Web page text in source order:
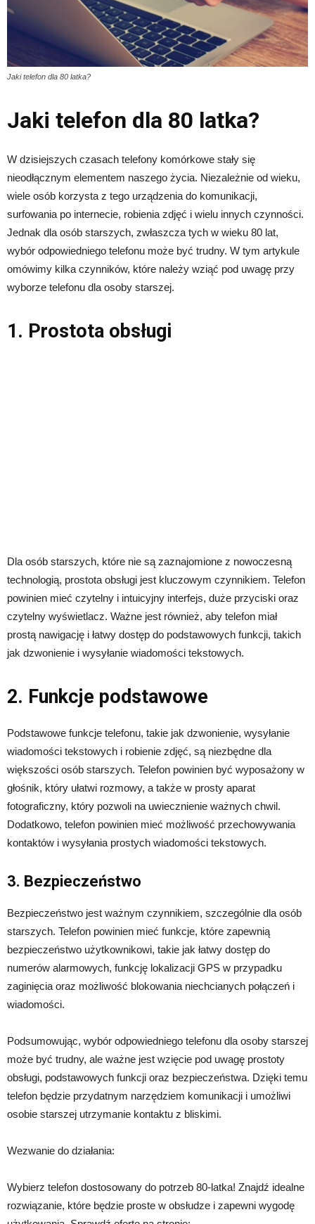
Jaki telefon dla 80 latka?
Jaki telefon dla 80 latka?
W dzisiejszych czasach telefony komórkowe stały się
nieodłącznym elementem naszego życia. Niezależnie od wieku,
wiele osób korzysta z tego urządzenia do komunikacji,
surfowania po internecie, robienia zdjęć i wielu innych czynności.
Jednak dla osób starszych, zwłaszcza tych w wieku 80 lat,
wybór odpowiedniego telefonu może być trudny. W tym artykule
omówimy kilka czynników, które należy wziąć pod uwagę przy
wyborze telefonu dla osoby starszej.
1. Prostota obsługi
Dla osób starszych, które nie są zaznajomione z nowoczesną
technologią, prostota obsługi jest kluczowym czynnikiem. Telefon
powinien mieć czytelny i intuicyjny interfejs, duże przyciski oraz
czytelny wyświetlacz. Ważne jest również, aby telefon miał
prostą nawigację i łatwy dostęp do podstawowych funkcji, takich
jak dzwonienie i wysyłanie wiadomości tekstowych.
2. Funkcje podstawowe
Podstawowe funkcje telefonu, takie jak dzwonienie, wysyłanie
wiadomości tekstowych i robienie zdjęć, są niezbędne dla
większości osób starszych. Telefon powinien być wyposażony w
głośnik, który ułatwi rozmowy, a także w prosty aparat
fotograficzny, który pozwoli na uwiecznienie ważnych chwil.
Dodatkowo, telefon powinien mieć możliwość przechowywania
kontaktów i wysyłania prostych wiadomości tekstowych.
3. Bezpieczeństwo
Bezpieczeństwo jest ważnym czynnikiem, szczególnie dla osób
starszych. Telefon powinien mieć funkcje, które zapewnią
bezpieczeństwo użytkownikowi, takie jak łatwy dostęp do
numerów alarmowych, funkcję lokalizacji GPS w przypadku
zaginięcia oraz możliwość blokowania niechcianych połączeń i
wiadomości.
Podsumowując, wybór odpowiedniego telefonu dla osoby starszej
może być trudny, ale ważne jest wzięcie pod uwagę prostoty
obsługi, podstawowych funkcji oraz bezpieczeństwa. Dzięki temu
telefon będzie przydatnym narzędziem komunikacji i umożliwi
osobie starszej utrzymanie kontaktu z bliskimi.
Wezwanie do działania:
Wybierz telefon dostosowany do potrzeb 80-latka! Znajdź idealne
rozwiązanie, które będzie proste w obsłudze i zapewni wygodę